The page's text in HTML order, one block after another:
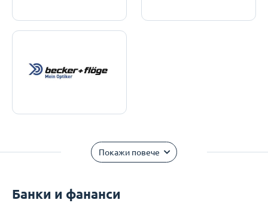
Покажи повече
Банки и фананси